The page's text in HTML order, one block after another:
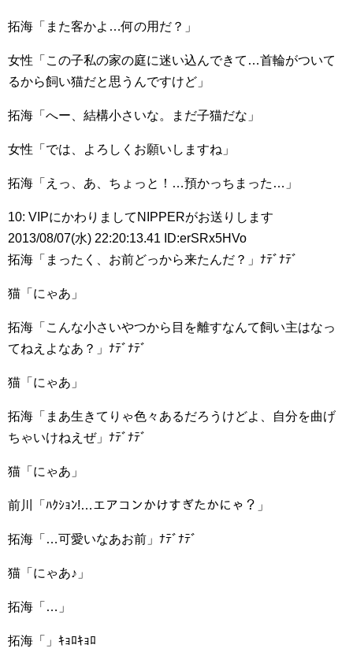
拓海「また客かよ…何の用だ？」
女性「この子私の家の庭に迷い込んできて…首輪がついて
るから飼い猫だと思うんですけど」
拓海「へー、結構小さいな。まだ子猫だな」
女性「では、よろしくお願いしますね」
拓海「えっ、あ、ちょっと！…預かっちまった…」
10: VIPにかわりましてNIPPERがお送りします
2013/08/07(水) 22:20:13.41 ID:erSRx5HVo
拓海「まったく、お前どっから来たんだ？」ﾅﾃﾞﾅﾃﾞ
猫「にゃあ」
拓海「こんな小さいやつから目を離すなんて飼い主はなっ
てねえよなあ？」ﾅﾃﾞﾅﾃﾞ
猫「にゃあ」
拓海「まあ生きてりゃ色々あるだろうけどよ、自分を曲げ
ちゃいけねえぜ」ﾅﾃﾞﾅﾃﾞ
猫「にゃあ」
前川「ﾊｸｼｮﾝ!…エアコンかけすぎたかにゃ？」
拓海「…可愛いなあお前」ﾅﾃﾞﾅﾃﾞ
猫「にゃあ♪」
拓海「…」
拓海「」ｷｮﾛｷｮﾛ